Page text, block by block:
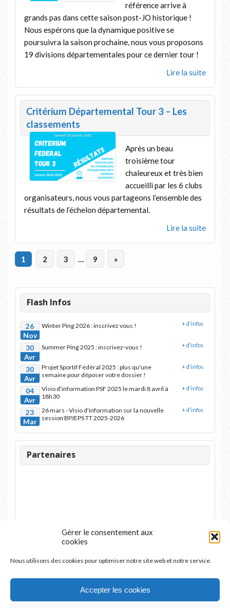
Gérer le consentement aux
cookies
Nous utilisons des cookies pour optimiser notre site web et notre service.
Accepter les cookies
référence arrive à
grands pas dans cette saison post-JO historique !
Nous espérons que la dynamique positive se
poursuivra la saison prochaine, nous vous proposons
19 divisions départementales pour ce dernier tour !
Lire la suite
Critérium Départemental Tour 3 – Les
classements
Après un beau
troisième tour
chaleureux et très bien
accueilli par les 6 clubs
organisateurs, nous vous partageons l’ensemble des
résultats de l’échelon départemental.
Lire la suite
1 2 3 … 9 »
Flash Infos
26
Nov
Winter Ping 2026 : inscrivez vous ! + d'infos
30
Avr
Summer Ping 2025 : inscrivez-vous ! + d'infos
30
Avr
Projet Sportif Fédéral 2025 : plus qu'une
semaine pour déposer votre dossier !
+ d'infos
04
Avr
Visio d'information PSF 2025 le mardi 8 avril à
18h30
+ d'infos
23
Mar
26 mars - Visio d'information sur la nouvelle
session BPJEPS TT 2025-2026
+ d'infos
Partenaires